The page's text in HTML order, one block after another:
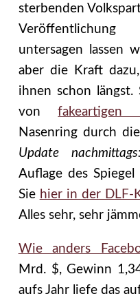
sterbenden
untersagen lassen
aber die Kraft
ihnen schon längst.
vonfakeartigen
Nasenring durch
Update nachmittags:
Auflage des
Sie hier in der DLF-
Alles sehr, sehr
Wie anders
Mrd. $, Gewinn
aufs Jahr liefe das